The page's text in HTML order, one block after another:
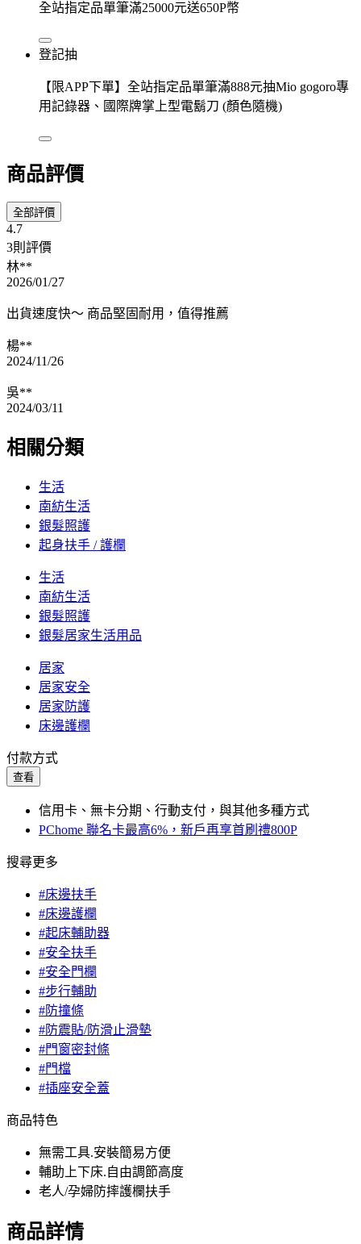
全站指定品單筆滿25000元送650P幣
登記抽
【限APP下單】全站指定品單筆滿888元抽Mio gogoro專
用記錄器、國際牌掌上型電鬍刀 (顏色隨機)
商品評價
全部評價
4.7
3則評價
林**
2026/01/27
出貨速度快～ 商品堅固耐用，值得推薦
楊**
2024/11/26
吳**
2024/03/11
相關分類
生活
南紡生活
銀髮照護
起身扶手 / 護欄
生活
南紡生活
銀髮照護
銀髮居家生活用品
居家
居家安全
居家防護
床邊護欄
付款方式
查看
信用卡、無卡分期、行動支付，與其他多種方式
PChome 聯名卡最高6%，新戶再享首刷禮800P
搜尋更多
#床邊扶手
#床邊護欄
#起床輔助器
#安全扶手
#安全門欄
#步行輔助
#防撞條
#防震貼/防滑止滑墊
#門窗密封條
#門檔
#插座安全蓋
商品特色
無需工具.安裝簡易方便
輔助上下床.自由調節高度
老人/孕婦防摔護欄扶手
商品詳情